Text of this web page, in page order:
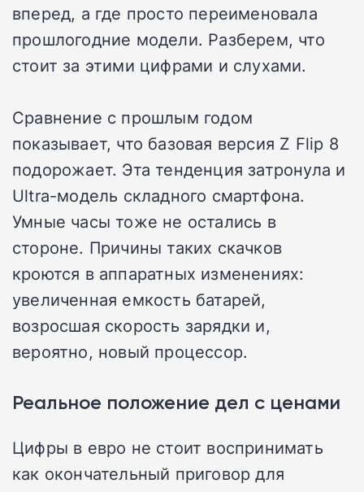
вперед, а где просто переименовала
прошлогодние модели. Разберем, что
стоит за этими цифрами и слухами.
Сравнение с прошлым годом
показывает, что базовая версия Z Flip 8
подорожает. Эта тенденция затронула и
Ultra-модель складного смартфона.
Умные часы тоже не остались в
стороне. Причины таких скачков
кроются в аппаратных изменениях:
увеличенная емкость батарей,
возросшая скорость зарядки и,
вероятно, новый процессор.
Реальное положение дел с ценами
Цифры в евро не стоит воспринимать
как окончательный приговор для